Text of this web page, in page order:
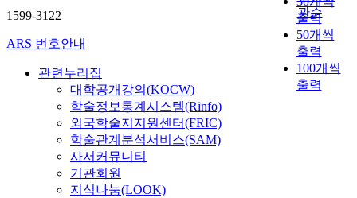
관순
출력
50개씩
출력
100개씩
출력
1599-3122
ARS 번호안내
관련누리집
대학공개강의(KOCW)
학술정보통계시스템(Rinfo)
외국학술지지원센터(FRIC)
학술관계분석서비스(SAM)
사서커뮤니티
기관회원
지식나눔(LOOK)